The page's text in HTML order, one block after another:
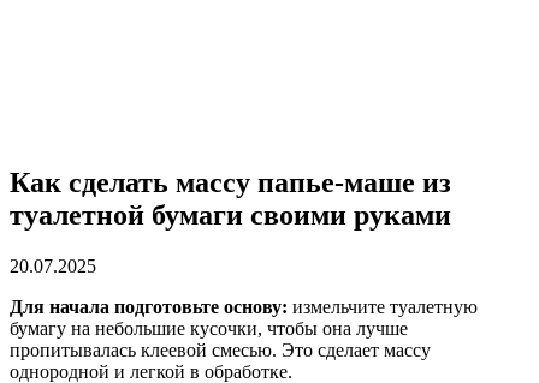
Как сделать массу папье-маше из
туалетной бумаги своими руками
20.07.2025
Для начала подготовьте основу: измельчите туалетную
бумагу на небольшие кусочки, чтобы она лучше
пропитывалась клеевой смесью. Это сделает массу
однородной и легкой в обработке.